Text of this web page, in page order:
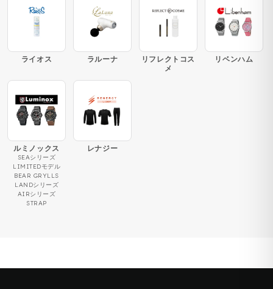
ライオス ラルーナ
リフレクトコス
メ
リベンハム
ルミノックス
SEAシリーズ
LIMITEDモデル
BEAR GRYLLS
LANDシリーズ
AIRシリーズ
STRAP
レナジー